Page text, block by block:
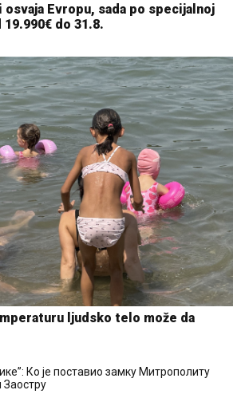
Evropu, sada po specijalnoj
do 31.8.
ljudsko telo može da